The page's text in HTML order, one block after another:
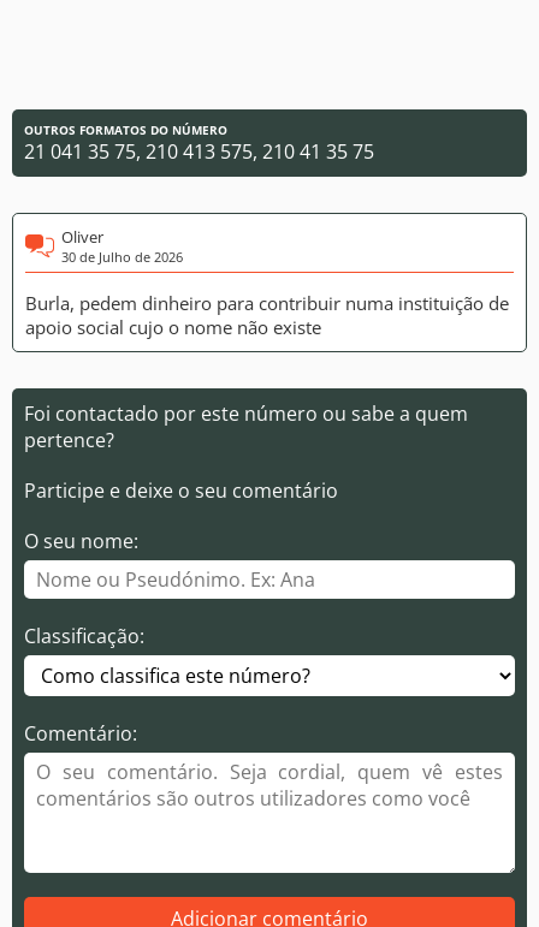
OUTROS FORMATOS DO NÚMERO
21 041 35 75, 210 413 575, 210 41 35 75
Oliver
30 de Julho de 2026
Burla, pedem dinheiro para contribuir numa instituição de
apoio social cujo o nome não existe
Foi contactado por este número ou sabe a quem
pertence?
Participe e deixe o seu comentário
O seu nome:
Classificação:
Comentário:
Adicionar comentário